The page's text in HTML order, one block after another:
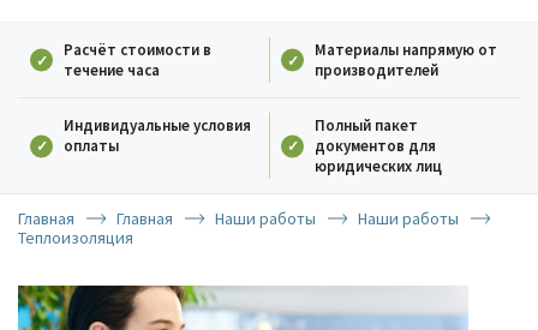
Расчёт стоимости в
течение часа
Материалы напрямую от
производителей
Индивидуальные условия
оплаты
Полный пакет
документов для
юридических лиц
Главная Главная Наши работы
Наши работы
Теплоизоляция